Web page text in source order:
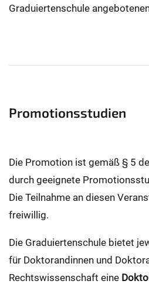
Graduiertenschule
Promotionsstudien
Die Promotion ist gemäß § 5
durch geeignete
Die Teilnahme an diesen
freiwillig.
Die Graduiertenschule bietet
für Doktorandinnen und
Rechtswissenschaft eine